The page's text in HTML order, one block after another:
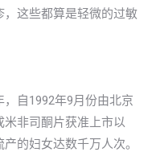
这些都算是轻微的过敏
自1992年9月份由北京
非司酮片获准上市以
的妇女达数千万人次。